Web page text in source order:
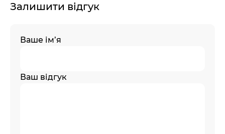
Залишити відгук
Ваше ім’я
Ваш відгук